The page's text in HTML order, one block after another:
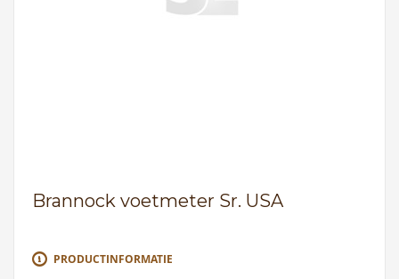
Brannock voetmeter Sr. USA
PRODUCTINFORMATIE